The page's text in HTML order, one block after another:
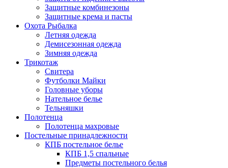
Защитные комбинезоны
Защитные крема и пасты
Охота Рыбалка
Летняя одежда
Демисезонная одежда
Зимняя одежда
Трикотаж
Свитера
Футболки Майки
Головные уборы
Нательное белье
Тельняшки
Полотенца
Полотенца махровые
Постельные принадлежности
КПБ постельное белье
КПБ 1,5 спальные
Предметы постельного белья